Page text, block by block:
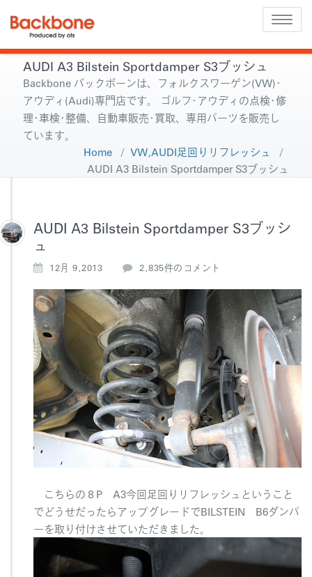
Toggle
AUDI A3 Bilstein Sportdamper S3ブッシュ
Backbone バックボーンは、フォルクスワーゲン(VW)･
アウディ(Audi)専門店です。 ゴルフ･アウディの点検･修
理･車検･整備、自動車販売･買取、専用パーツを販売し
ています。
Home / VW,AUDI足回りリフレッシュ
/
AUDI A3 Bilstein Sportdamper S3ブッシュ
AUDI A3 Bilstein Sportdamper S3ブッシ
ュ
12月 9,2013
A
D
I
A
3
B
i
l
s
t
e
i
n
S
o
r
t
d
a
m
2,835件のコメント
こちらの８P A3今回足回りリフレッシュということ
でどうせだったらアップグレードでBILSTEIN B6ダンパ
ーを取り付けさせていただきました。